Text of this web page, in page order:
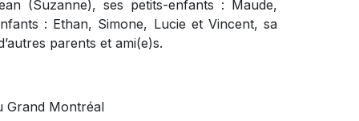
(Suzanne), ses petits-enfants : Maude,
: Ethan, Simone, Lucie et Vincent, sa
parents et ami(e)s.
Grand Montréal